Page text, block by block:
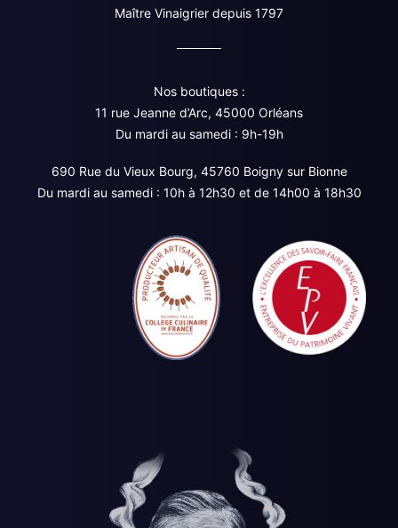
Maître Vinaigrier depuis 1797
Nos boutiques :
11 rue Jeanne d’Arc, 45000 Orléans
Du mardi au samedi : 9h-19h
690 Rue du Vieux Bourg, 45760 Boigny sur Bionne
Du mardi au samedi : 10h à 12h30 et de 14h00 à 18h30